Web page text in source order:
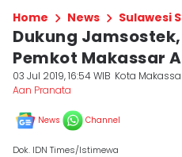
Home News Sulawesi
Dukung
Pemkot Makassar
03 Jul 2019, 16:54 WIB Kota
Aan Pranata
News Channel
Dok. IDN Times/Istimewa